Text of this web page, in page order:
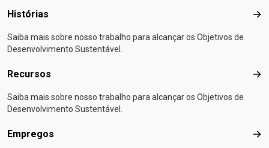
Histórias
Saiba mais sobre nosso trabalho para alcançar os Objetivos de
Desenvolvimento Sustentável.
Recursos
Saiba mais sobre nosso trabalho para alcançar os Objetivos de
Desenvolvimento Sustentável.
Empregos